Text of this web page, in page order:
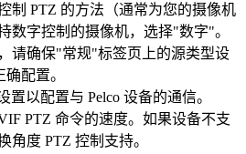
制 PTZ 的方法（通常为您的摄像机
数字控制的摄像机，选择"数字"。
请确保"常规"标签页上的源类型设
配置。
置以配置与 Pelco 设备的通信。
PTZ 命令的速度。如果设备不支
角度 PTZ 控制支持。